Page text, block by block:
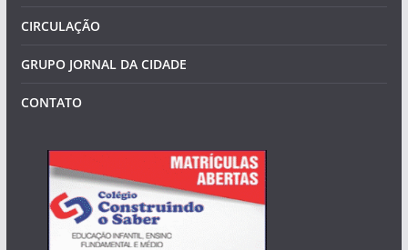
CIRCULAÇÃO
GRUPO JORNAL DA CIDADE
CONTATO